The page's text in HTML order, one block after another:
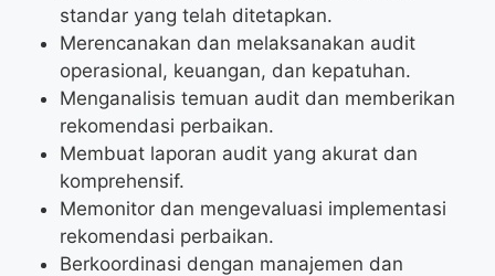
standar yang telah ditetapkan.
Merencanakan dan melaksanakan audit
operasional, keuangan, dan kepatuhan.
Menganalisis temuan audit dan memberikan
rekomendasi perbaikan.
Membuat laporan audit yang akurat dan
komprehensif.
Memonitor dan mengevaluasi implementasi
rekomendasi perbaikan.
Berkoordinasi dengan manajemen dan